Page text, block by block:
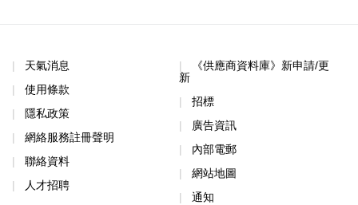
天氣消息
使用條款
隱私政策
網絡服務註冊聲明
聯絡資料
人才招聘
《供應商資料庫》新申請/更
新
招標
廣告資訊
內部電郵
網站地圖
通知